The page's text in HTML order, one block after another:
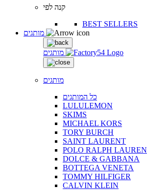
קנה לפי
BEST SELLERS
מותגים
מותגים
כל המותגים
LULULEMON
SKIMS
MICHAEL KORS
TORY BURCH
SAINT LAURENT
POLO RALPH LAUREN
DOLCE & GABBANA
BOTTEGA VENETA
TOMMY HILFIGER
CALVIN KLEIN